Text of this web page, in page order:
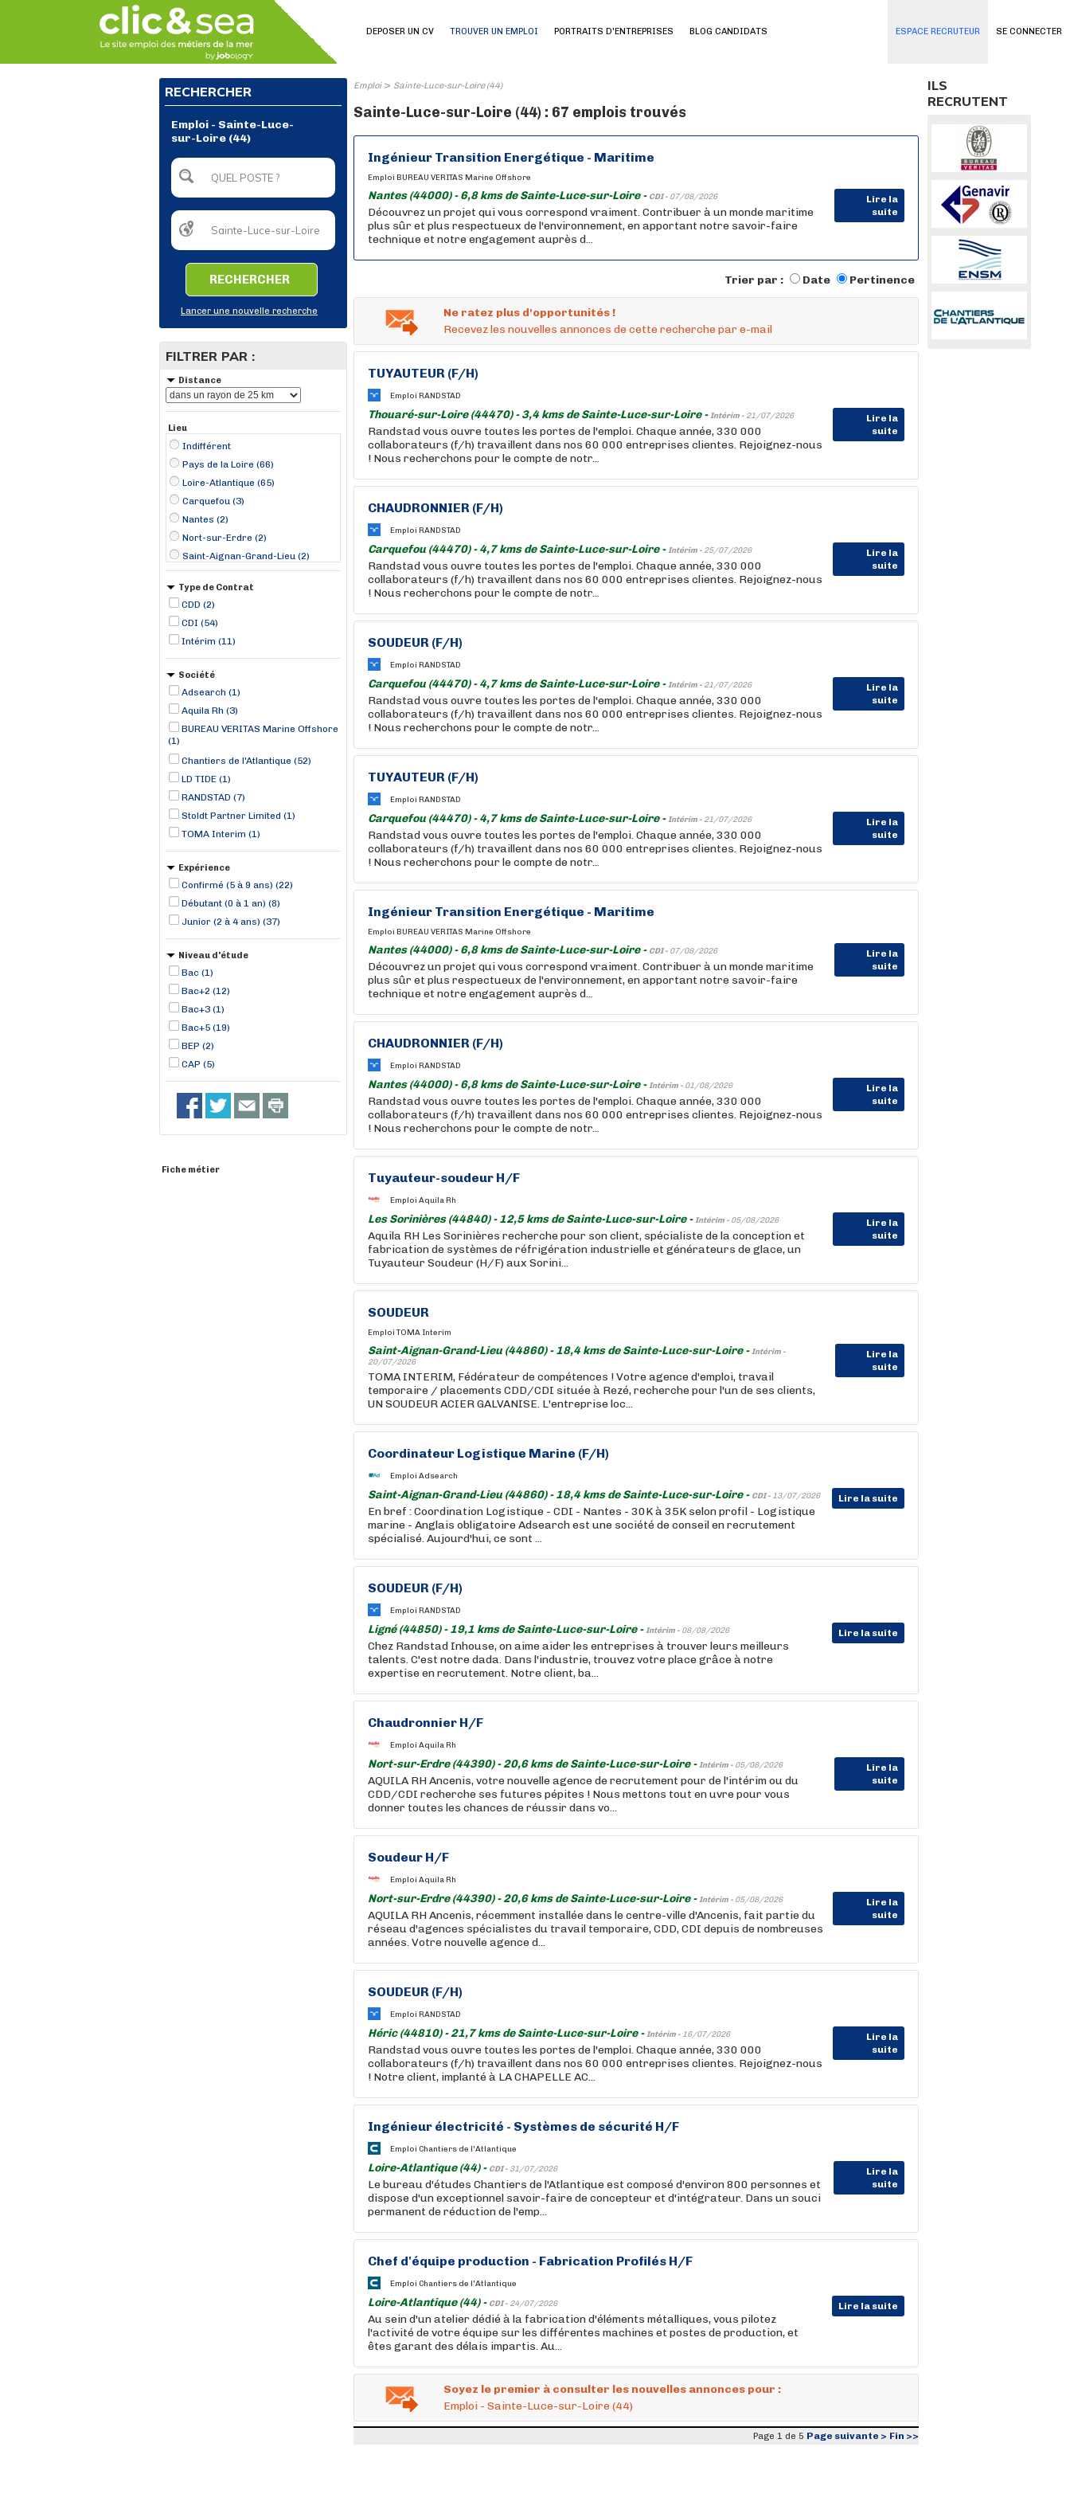
SE CONNECTER
DEPOSER UN CV TROUVER UN EMPLOI PORTRAITS D'ENTREPRISES BLOG CANDIDATS ESPACE RECRUTEUR
RECHERCHER
Emploi - Sainte-Luce-
sur-Loire (44)
RECHERCHER
Lancer une nouvelle recherche
FILTRER PAR :
Distance
Lieu
Indifférent
Pays de la Loire (66)
Loire-Atlantique (65)
Carquefou (3)
Nantes (2)
Nort-sur-Erdre (2)
Saint-Aignan-Grand-Lieu (2)
Héric (1)
Les Sorinières (1)
Ligné (1)
Thouaré-sur-Loire (1)
Type de Contrat
CDD (2)
CDI (54)
Intérim (11)
Société
Adsearch (1)
Aquila Rh (3)
BUREAU VERITAS Marine Offshore
(1)
Chantiers de l'Atlantique (52)
LD TIDE (1)
RANDSTAD (7)
Stoldt Partner Limited (1)
TOMA Interim (1)
Expérience
Confirmé (5 à 9 ans) (22)
Débutant (0 à 1 an) (8)
Junior (2 à 4 ans) (37)
Niveau d'étude
Bac (1)
Bac+2 (12)
Bac+3 (1)
Bac+5 (19)
BEP (2)
CAP (5)
Fiche métier
Emploi> Sainte-Luce-sur-Loire (44)
Sainte-Luce-sur-Loire (44) : 67 emplois trouvés
Ingénieur Transition Energétique - Maritime
Emploi BUREAU VERITAS Marine Offshore
Nantes (44000) - 6,8 kms de Sainte-Luce-sur-Loire - CDI - 07/08/2026
Lire la
suite
Découvrez un projet qui vous correspond vraiment. Contribuer à un monde maritime
plus sûr et plus respectueux de l'environnement, en apportant notre savoir-faire
technique et notre engagement auprès d...
Trier par : Date Pertinence
Ne ratez plus d'opportunités !
Recevez les nouvelles annonces de cette recherche par e-mail
TUYAUTEUR (F/H)
Emploi RANDSTAD
Thouaré-sur-Loire (44470) - 3,4 kms de Sainte-Luce-sur-Loire -Intérim - 21/07/2026
Lire la
suite
Randstad vous ouvre toutes les portes de l'emploi. Chaque année, 330 000
collaborateurs (f/h) travaillent dans nos 60 000 entreprises clientes. Rejoignez-nous
! Nous recherchons pour le compte de notr...
CHAUDRONNIER (F/H)
Emploi RANDSTAD
Carquefou (44470) - 4,7 kms de Sainte-Luce-sur-Loire -Intérim - 25/07/2026
Lire la
suite
Randstad vous ouvre toutes les portes de l'emploi. Chaque année, 330 000
collaborateurs (f/h) travaillent dans nos 60 000 entreprises clientes. Rejoignez-nous
! Nous recherchons pour le compte de notr...
SOUDEUR (F/H)
Emploi RANDSTAD
Carquefou (44470) - 4,7 kms de Sainte-Luce-sur-Loire -Intérim - 21/07/2026
Lire la
suite
Randstad vous ouvre toutes les portes de l'emploi. Chaque année, 330 000
collaborateurs (f/h) travaillent dans nos 60 000 entreprises clientes. Rejoignez-nous
! Nous recherchons pour le compte de notr...
TUYAUTEUR (F/H)
Emploi RANDSTAD
Carquefou (44470) - 4,7 kms de Sainte-Luce-sur-Loire -Intérim - 21/07/2026
Lire la
suite
Randstad vous ouvre toutes les portes de l'emploi. Chaque année, 330 000
collaborateurs (f/h) travaillent dans nos 60 000 entreprises clientes. Rejoignez-nous
! Nous recherchons pour le compte de notr...
Ingénieur Transition Energétique - Maritime
Emploi BUREAU VERITAS Marine Offshore
Nantes (44000) - 6,8 kms de Sainte-Luce-sur-Loire - CDI - 07/08/2026
Lire la
suite
Découvrez un projet qui vous correspond vraiment. Contribuer à un monde maritime
plus sûr et plus respectueux de l'environnement, en apportant notre savoir-faire
technique et notre engagement auprès d...
CHAUDRONNIER (F/H)
Emploi RANDSTAD
Nantes (44000) - 6,8 kms de Sainte-Luce-sur-Loire -Intérim - 01/08/2026
Lire la
suite
Randstad vous ouvre toutes les portes de l'emploi. Chaque année, 330 000
collaborateurs (f/h) travaillent dans nos 60 000 entreprises clientes. Rejoignez-nous
! Nous recherchons pour le compte de notr...
Tuyauteur-soudeur H/F
Emploi Aquila Rh
Les Sorinières (44840) - 12,5 kms de Sainte-Luce-sur-Loire -Intérim - 05/08/2026
Lire la
suite
Aquila RH Les Sorinières recherche pour son client, spécialiste de la conception et
fabrication de systèmes de réfrigération industrielle et générateurs de glace, un
Tuyauteur Soudeur (H/F) aux Sorini...
SOUDEUR
Emploi TOMA Interim
Saint-Aignan-Grand-Lieu (44860) - 18,4 kms de Sainte-Luce-sur-Loire -Intérim -
20/07/2026
Lire la
suite
TOMA INTERIM, Fédérateur de compétences ! Votre agence d'emploi, travail
temporaire / placements CDD/CDI située à Rezé, recherche pour l'un de ses clients,
UN SOUDEUR ACIER GALVANISE. L'entreprise loc...
Coordinateur Logistique Marine (F/H)
Emploi Adsearch
Saint-Aignan-Grand-Lieu (44860) - 18,4 kms de Sainte-Luce-sur-Loire - CDI - 13/07/2026 Lire la suite
En bref : Coordination Logistique - CDI - Nantes - 30K à 35K selon profil - Logistique
marine - Anglais obligatoire Adsearch est une société de conseil en recrutement
spécialisé. Aujourd'hui, ce sont ...
SOUDEUR (F/H)
Emploi RANDSTAD
Ligné (44850) - 19,1 kms de Sainte-Luce-sur-Loire -Intérim - 08/08/2026 Lire la suite
Chez Randstad Inhouse, on aime aider les entreprises à trouver leurs meilleurs
talents. C'est notre dada. Dans l'industrie, trouvez votre place grâce à notre
expertise en recrutement. Notre client, ba...
Chaudronnier H/F
Emploi Aquila Rh
Nort-sur-Erdre (44390) - 20,6 kms de Sainte-Luce-sur-Loire -Intérim - 05/08/2026
Lire la
suite
AQUILA RH Ancenis, votre nouvelle agence de recrutement pour de l'intérim ou du
CDD/CDI recherche ses futures pépites ! Nous mettons tout en uvre pour vous
donner toutes les chances de réussir dans vo...
Soudeur H/F
Emploi Aquila Rh
Nort-sur-Erdre (44390) - 20,6 kms de Sainte-Luce-sur-Loire -Intérim - 05/08/2026
Lire la
suite
AQUILA RH Ancenis, récemment installée dans le centre-ville d'Ancenis, fait partie du
réseau d'agences spécialistes du travail temporaire, CDD, CDI depuis de nombreuses
années. Votre nouvelle agence d...
SOUDEUR (F/H)
Emploi RANDSTAD
Héric (44810) - 21,7 kms de Sainte-Luce-sur-Loire -Intérim - 16/07/2026
Lire la
suite
Randstad vous ouvre toutes les portes de l'emploi. Chaque année, 330 000
collaborateurs (f/h) travaillent dans nos 60 000 entreprises clientes. Rejoignez-nous
! Notre client, implanté à LA CHAPELLE AC...
Ingénieur électricité - Systèmes de sécurité H/F
Emploi Chantiers de l'Atlantique
Loire-Atlantique (44) - CDI - 31/07/2026
Lire la
suite
Le bureau d'études Chantiers de l'Atlantique est composé d'environ 800 personnes et
dispose d'un exceptionnel savoir-faire de concepteur et d'intégrateur. Dans un souci
permanent de réduction de l'emp...
Chef d'équipe production - Fabrication Profilés H/F
Emploi Chantiers de l'Atlantique
Loire-Atlantique (44) - CDI - 24/07/2026 Lire la suite
Au sein d'un atelier dédié à la fabrication d'éléments métalliques, vous pilotez
l'activité de votre équipe sur les différentes machines et postes de production, et
êtes garant des délais impartis. Au...
Soyez le premier à consulter les nouvelles annonces pour :
Emploi - Sainte-Luce-sur-Loire (44)
Page 1 de 5 Page suivante > Fin >>
ILS
RECRUTENT